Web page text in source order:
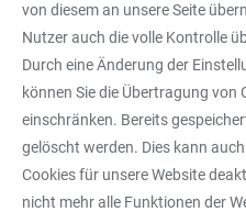
von diesem an unsere Seite
Nutzer auch die volle Kontrolle
Durch eine Änderung der
können Sie die Übertragung von
einschränken. Bereits
gelöscht werden. Dies kann
Cookies für unsere Website
nicht mehr alle Funktionen der